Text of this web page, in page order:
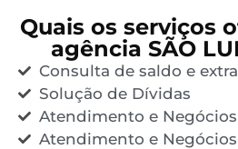
Quais os serviços
agência SÃO
Consulta de saldo e
Solução de Dívidas
Atendimento e Negócios
Atendimento e Negócios